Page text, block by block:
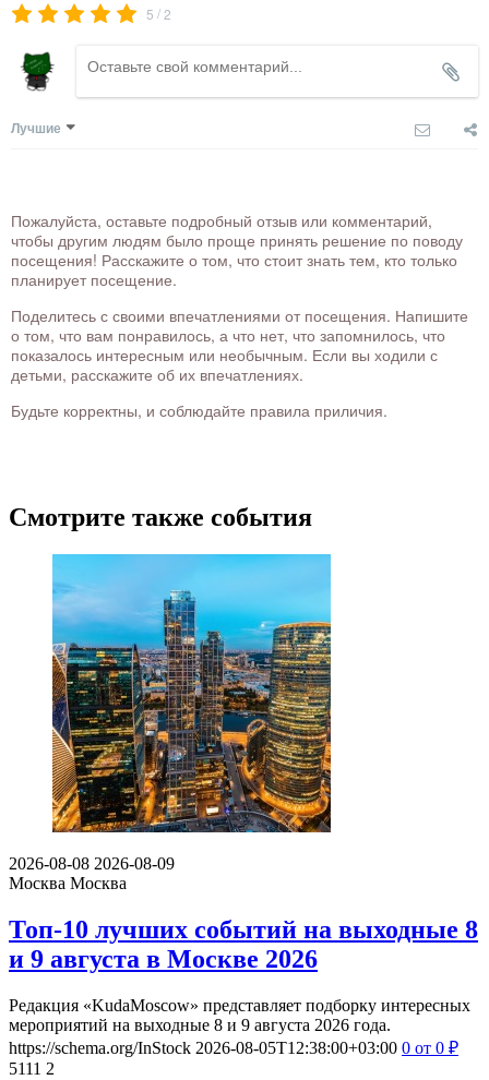
5 /2
Лучшие
Пожалуйста, оставьте подробный отзыв или комментарий,
чтобы другим людям было проще принять решение по поводу
посещения! Расскажите о том, что стоит знать тем, кто только
планирует посещение.
Поделитесь с своими впечатлениями от посещения. Напишите
о том, что вам понравилось, а что нет, что запомнилось, что
показалось интересным или необычным. Если вы ходили с
детьми, расскажите об их впечатлениях.
Будьте корректны, и соблюдайте правила приличия.
Смотрите также события
2026-08-08 2026-08-09
Москва Москва
Топ-10 лучших событий на выходные 8
и 9 августа в Москве 2026
Редакция «KudaMoscow» представляет подборку интересных
мероприятий на выходные 8 и 9 августа 2026 года.
https://schema.org/InStock 2026-08-05T12:38:00+03:00 0 от 0 ₽
5111 2